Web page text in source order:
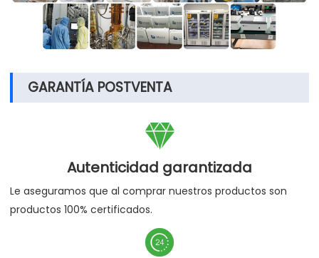
GARANTÍA POSTVENTA

Autenticidad garantizada
Le aseguramos que al comprar nuestros productos son
productos 100% certificados.
